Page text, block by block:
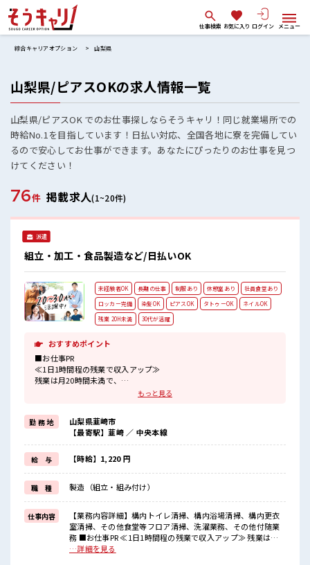
仕事検索 お気に入り ログイン メニュー
綜合キャリアオプション 山梨県
山梨県/ピアスOKの求人情報一覧
山梨県/ピアスOK でのお仕事探しならそうキャリ！同じ就業場所での
時給No.1を目指しています！日払い対応、全国各地に寮を完備してい
るので安心してお仕事ができます。あなたにぴったりのお仕事を見つ
けてください！
76件 掲載求人(1~20件)
派遣
組立・加工・食品製造など/日払いOK
未経験者OK 長期の仕事 制服あり 休憩室あり
社員食堂あり
ロッカー完備
染髪OK ピアスOK タトゥーOK
ネイルOK
残業 20H未満
30代が活躍
おすすめポイント
■お仕事PR
≪1日1時間程の残業で収入アップ≫
残業は月20時間未満で、
派手過ぎなければ髪型や髪色自由♪
(規定有)制服があると毎日の服選びに悩まずOK♪
≪初めての仕事だけど自分にもできそう≫
新しいことにチャレンジするのは不安だけど、
しっかり働く環境が整っています！
イチからスキルUP・ステップUP目指していきましょう！
≪自分に合った期間で働ける≫
福利厚生が整った派遣のお仕事です！
■職場の雰囲気
明るすぎたり奇抜過ぎなければヘアカラーOK！
休憩室で楽しくランチ♪
時間があれば昼寝もしちゃおう！
もっと見る
勤 務 地
山梨県韮崎市
【最寄駅】韮崎 ／ 中央本線
給 与 【時給】1,220 円
職 種 製造（組立・組み付け）
仕事内容
【業務内容詳細】構内トイレ清掃、構内浴場清掃、構内更衣
室清掃、その他食堂等フロア清掃、洗濯業務、その他付随業
務 ■お仕事PR ≪1日1時間程の残業で収入アップ≫ 残業は月
20時間未満で、 ほどよく稼げます♪ ≪モチベーションも
…詳細を見る